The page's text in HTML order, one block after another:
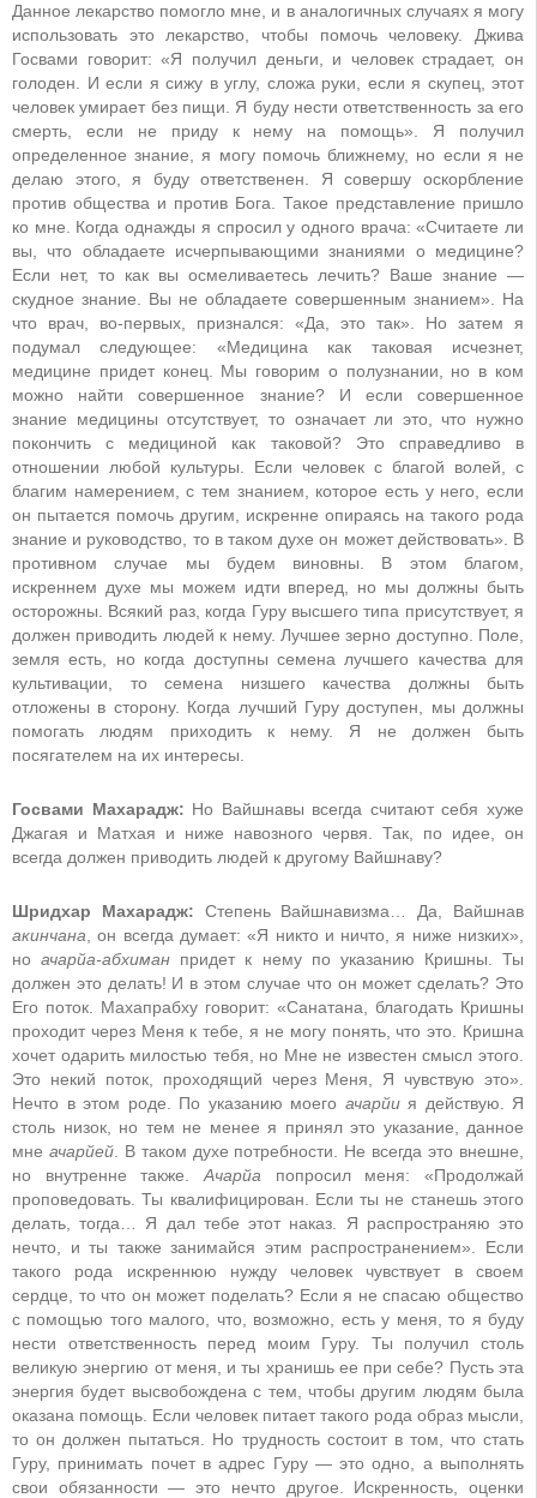
Данное лекарство помогло мне, и в аналогичных случаях я могу
использовать это лекарство, чтобы помочь человеку. Джива
Госвами говорит: «Я получил деньги, и человек страдает, он
голоден. И если я сижу в углу, сложа руки, если я скупец, этот
человек умирает без пищи. Я буду нести ответственность за его
смерть, если не приду к нему на помощь». Я получил
определенное знание, я могу помочь ближнему, но если я не
делаю этого, я буду ответственен. Я совершу оскорбление
против общества и против Бога. Такое представление пришло
ко мне. Когда однажды я спросил у одного врача: «Считаете ли
вы, что обладаете исчерпывающими знаниями о медицине?
Если нет, то как вы осмеливаетесь лечить? Ваше знание —
скудное знание. Вы не обладаете совершенным знанием». На
что врач, во-первых, признался: «Да, это так». Но затем я
подумал следующее: «Медицина как таковая исчезнет,
медицине придет конец. Мы говорим о полузнании, но в ком
можно найти совершенное знание? И если совершенное
знание медицины отсутствует, то означает ли это, что нужно
покончить с медициной как таковой? Это справедливо в
отношении любой культуры. Если человек с благой волей, с
благим намерением, с тем знанием, которое есть у него, если
он пытается помочь другим, искренне опираясь на такого рода
знание и руководство, то в таком духе он может действовать». В
противном случае мы будем виновны. В этом благом,
искреннем духе мы можем идти вперед, но мы должны быть
осторожны. Всякий раз, когда Гуру высшего типа присутствует, я
должен приводить людей к нему. Лучшее зерно доступно. Поле,
земля есть, но когда доступны семена лучшего качества для
культивации, то семена низшего качества должны быть
отложены в сторону. Когда лучший Гуру доступен, мы должны
помогать людям приходить к нему. Я не должен быть
посягателем на их интересы.
Госвами Махарадж: Но Вайшнавы всегда считают себя хуже
Джагая и Матхая и ниже навозного червя. Так, по идее, он
всегда должен приводить людей к другому Вайшнаву?
Шридхар Махарадж: Степень Вайшнавизма… Да, Вайшнав
акинчана , он всегда думает: «Я никто и ничто, я ниже низких»,
ноачарйа-абхиман придет к нему по указанию Кришны. Ты
должен это делать! И в этом случае что он может сделать? Это
Его поток. Махапрабху говорит: «Санатана, благодать Кришны
проходит через Меня к тебе, я не могу понять, что это. Кришна
хочет одарить милостью тебя, но Мне не известен смысл этого.
Это некий поток, проходящий через Меня, Я чувствую это».
Нечто в этом роде. По указанию моего ачарйия действую. Я
столь низок, но тем не менее я принял это указание, данное
мне ачарйей. В таком духе потребности. Не всегда это внешне,
но внутренне также. Ачарйа попросил меня: «Продолжай
проповедовать. Ты квалифицирован. Если ты не станешь этого
делать, тогда… Я дал тебе этот наказ. Я распространяю это
нечто, и ты также занимайся этим распространением». Если
такого рода искреннюю нужду человек чувствует в своем
сердце, то что он может поделать? Если я не спасаю общество
с помощью того малого, что, возможно, есть у меня, то я буду
нести ответственность перед моим Гуру. Ты получил столь
великую энергию от меня, и ты хранишь ее при себе? Пусть эта
энергия будет высвобождена с тем, чтобы другим людям была
оказана помощь. Если человек питает такого рода образ мысли,
то он должен пытаться. Но трудность состоит в том, что стать
Гуру, принимать почет в адрес Гуру — это одно, а выполнять
свои обязанности — это нечто другое. Искренность, оценки